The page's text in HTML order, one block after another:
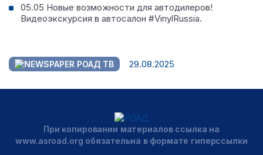
05.05 Новые возможности для автодилеров!
Видеоэкскурсия в автосалон #VinylRussia.
РОАД ТВ 29.08.2025
При копировании материалов ссылка на
www.asroad.org обязательна в формате гиперссылки